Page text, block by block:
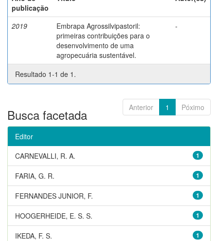
publicação
2019
Embrapa Agrossilvipastoril:
primeiras contribuições para o
desenvolvimento de uma
agropecuária sustentável.
-
Resultado 1-1 de 1.
Anterior 1 Póximo
Busca facetada
Editor
1
CARNEVALLI, R. A.
1
FARIA, G. R.
1
FERNANDES JUNIOR, F.
1
HOOGERHEIDE, E. S. S.
1
IKEDA, F. S.